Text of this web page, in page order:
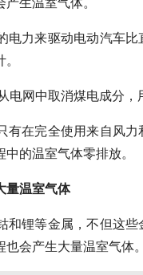
生温室气体。
电力来驱动电动汽车
电网中取消煤电成分，
有在完全使用来自风
的温室气体零排放。
量温室气体
和锂等金属，不但这
会产生大量温室气体。